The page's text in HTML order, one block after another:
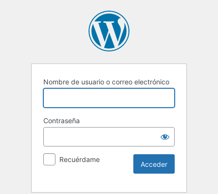
Nombre de usuario o correo electrónico
Contraseña
Recuérdame